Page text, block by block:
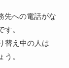
先への電話がな
す。
替え中の人は
。